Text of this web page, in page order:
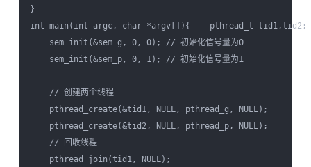
}
int main(int argc, char *argv[]){    pthread_t tid1,tid2;
sem_init(&sem_g, 0, 0); // 初始化信号量为0
sem_init(&sem_p, 0, 1); // 初始化信号量为1
// 创建两个线程
pthread_create(&tid1, NULL, pthread_g, NULL);
pthread_create(&tid2, NULL, pthread_p, NULL);
// 回收线程
pthread_join(tid1, NULL);